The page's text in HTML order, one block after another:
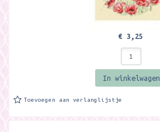
€ 3,25
In winkelwagen
Toevoegen aan verlanglijstje